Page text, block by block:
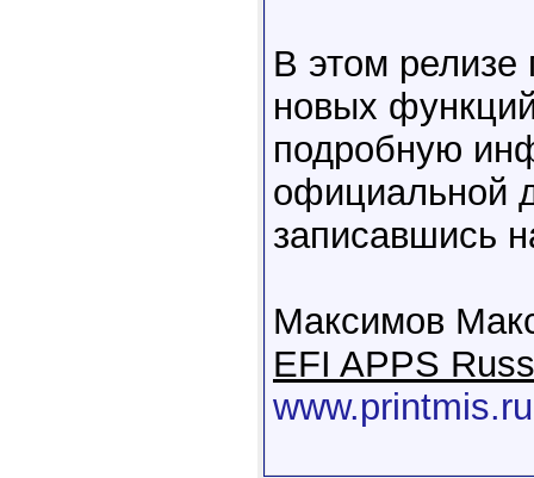
В этом релизе
новых
подробную
официальной
записавшись
Максимов
EFI APPS
www.printmis.ru